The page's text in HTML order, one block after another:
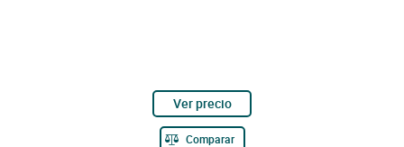
Ver precio
Comparar